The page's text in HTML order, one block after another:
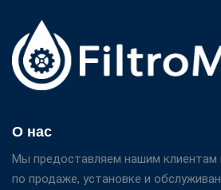
О нас
Мы предоставляем нашим клиентам
по продаже, установке и